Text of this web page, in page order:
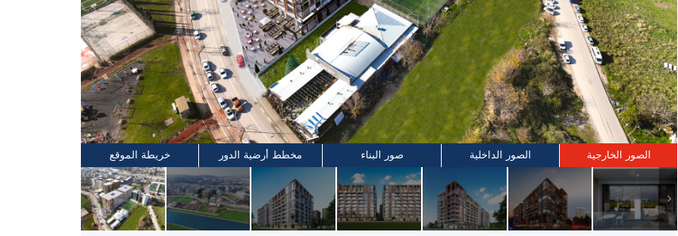
الصور الخارجية الصور الداخلية صور البناء مخطط أرضية الدور خريطة الموقع